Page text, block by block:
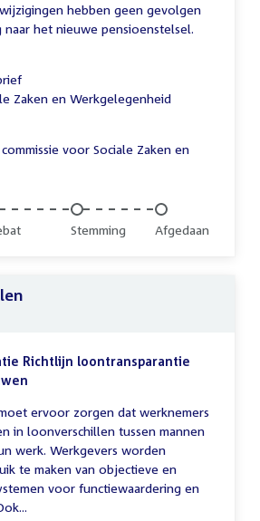
hebben geen gevolgen
het nieuwe pensioenstelsel.
Zaken en Werkgelegenheid
voor Sociale Zaken en
Onvoltooid:
Stemming Onvoltooid:
Afgedaan
Richtlijn loontransparantie
ervoor zorgen dat werknemers
in loonverschillen tussen mannen
werk. Werkgevers worden
te maken van objectieve en
voor functiewaardering en